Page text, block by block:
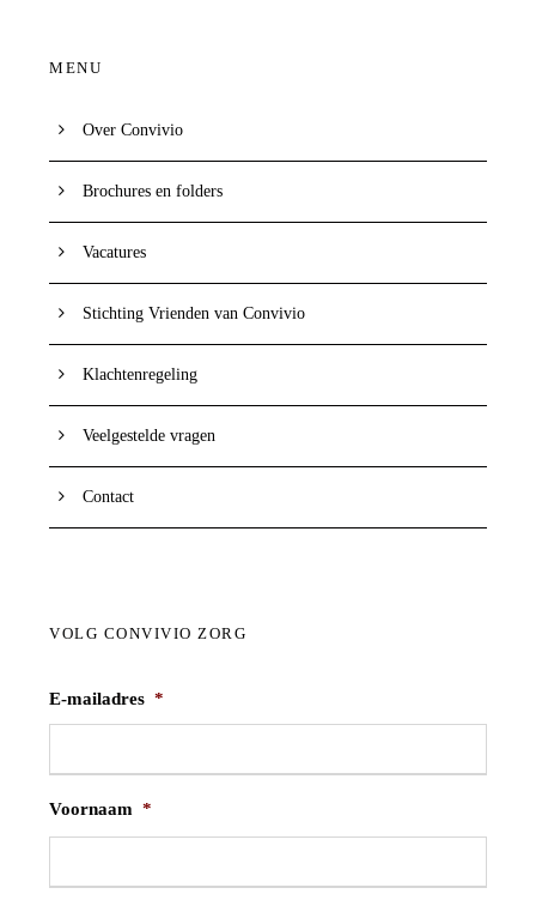
MENU
Over Convivio
Brochures en folders
Vacatures
Stichting Vrienden van Convivio
Klachtenregeling
Veelgestelde vragen
Contact
VOLG CONVIVIO ZORG
E-mailadres *
Voornaam *